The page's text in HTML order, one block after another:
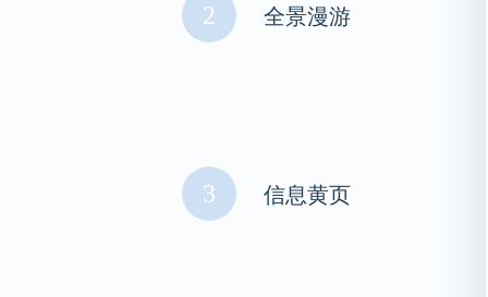
2 全景漫游
3 信息黄页